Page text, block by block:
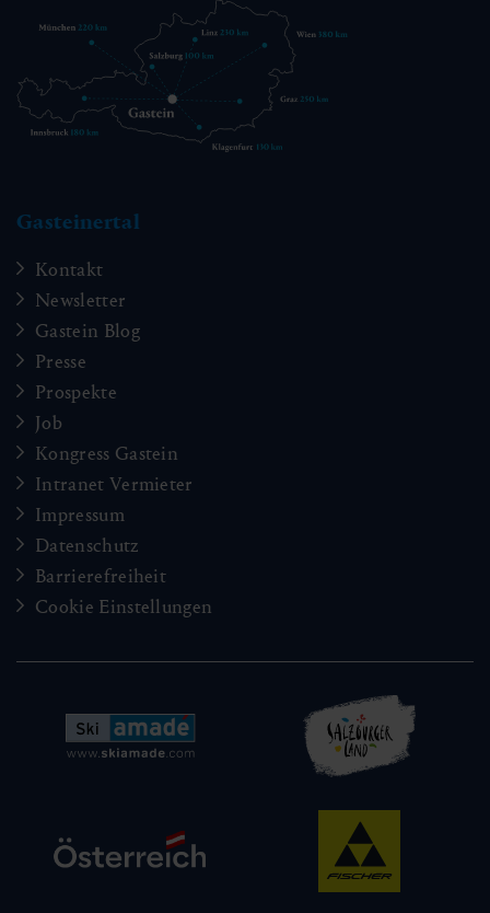
Gasteinertal
Kontakt
Newsletter
Gastein Blog
Presse
Prospekte
Job
Kongress Gastein
Intranet Vermieter
Impressum
Datenschutz
Barrierefreiheit
Cookie Einstellungen